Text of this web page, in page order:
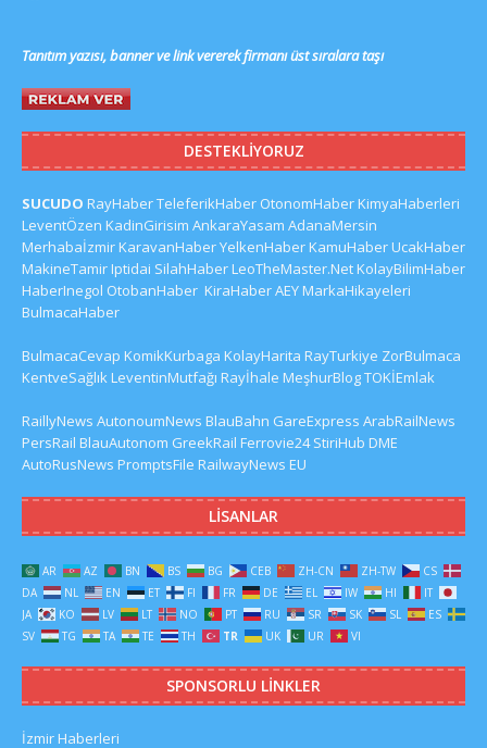
Tanıtım yazısı, banner ve link vererek firmanı üst sıralara taşı
DESTEKLIYORUZ
SUCUDO RayHaberTeleferikHaber OtonomHaberKimyaHaberleri
LeventÖzen KadinGirisim AnkaraYasam AdanaMersin
MerhabaİzmirKaravanHaberYelkenHaberKamuHaberUcakHaber
MakineTamirIptidai SilahHaberLeoTheMaster.NetKolayBilimHaber
HaberInegol OtobanHaber KiraHaberAEYMarkaHikayeleri
BulmacaHaber
BulmacaCevap KomikKurbaga KolayHarita RayTurkiye ZorBulmaca
KentveSağlıkLeventinMutfağı Rayİhale MeşhurBlogTOKİEmlak
RaillyNews AutonoumNews BlauBahn GareExpress ArabRailNews
PersRail BlauAutonom GreekRail Ferrovie24 StiriHub DME
AutoRusNews PromptsFile RailwayNews EU
LISANLAR
AR AZ BN BS BG CEB ZH-CN ZH-TW
CS
DA
NL EN ET FI FR DE EL IW HI
IT
JA
KO LV LT NO PT RU SR SK SL
ES
SV
TG TA TE TH TR UK UR VI
SPONSORLU LINKLER
İzmir Haberleri